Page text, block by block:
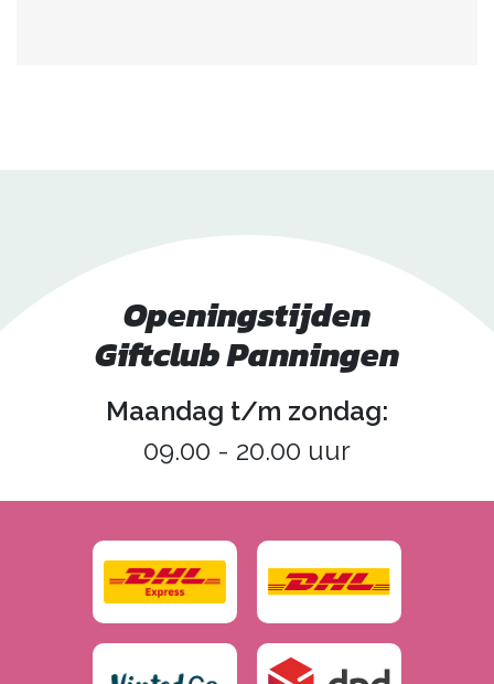
Openingstijden
Giftclub Panningen
Maandag t/m zondag:
09.00 - 20.00 uur